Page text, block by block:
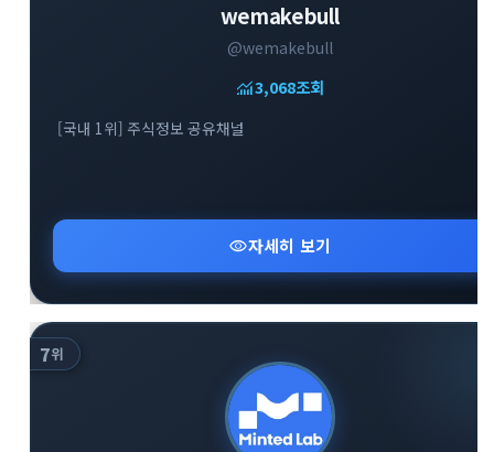
wemakebull
@wemakebull
monitoring3,068조회
[국내 1위] 주식정보 공유채널
visibility자세히 보기
7위